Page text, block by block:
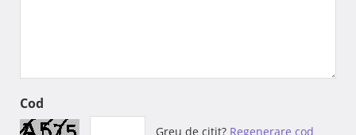
Cod
Greu de citit? Regenerare cod